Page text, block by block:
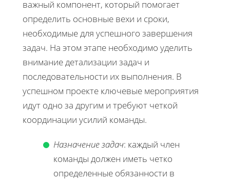
важный компонент, который помогает
определить основные вехи и сроки,
необходимые для успешного завершения
задач. На этом этапе необходимо уделить
внимание детализации задач и
последовательности их выполнения. В
успешном проекте ключевые мероприятия
идут одно за другим и требуют четкой
координации усилий команды.
Назначение задач: каждый член
команды должен иметь четко
определенные обязанности в